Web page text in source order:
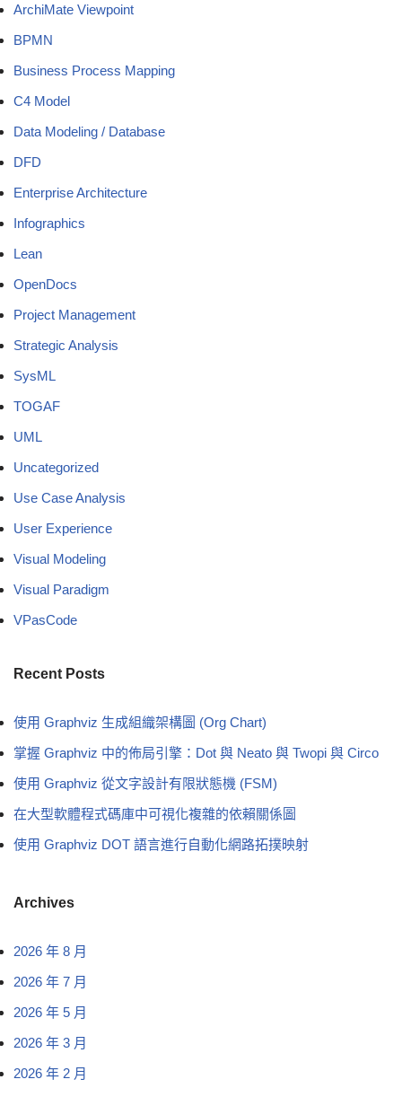
ArchiMate Viewpoint
BPMN
Business Process Mapping
C4 Model
Data Modeling / Database
DFD
Enterprise Architecture
Infographics
Lean
OpenDocs
Project Management
Strategic Analysis
SysML
TOGAF
UML
Uncategorized
Use Case Analysis
User Experience
Visual Modeling
Visual Paradigm
VPasCode
Recent Posts
使用 Graphviz 生成組織架構圖 (Org Chart)
掌握 Graphviz 中的佈局引擎：Dot 與 Neato 與 Twopi 與 Circo
使用 Graphviz 從文字設計有限狀態機 (FSM)
在大型軟體程式碼庫中可視化複雜的依賴關係圖
使用 Graphviz DOT 語言進行自動化網路拓撲映射
Archives
2026 年 8 月
2026 年 7 月
2026 年 5 月
2026 年 3 月
2026 年 2 月